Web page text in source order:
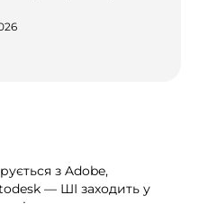
з Adobe,
— ШІ заходить у